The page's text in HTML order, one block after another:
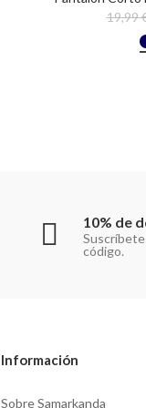
19,99
10% de
código.
Información
Sobre Samarkanda